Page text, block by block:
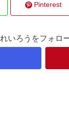
Pinterest
れいろうをフォロ